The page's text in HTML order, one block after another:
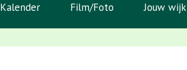
Kalender Film/Foto Jouw wijk